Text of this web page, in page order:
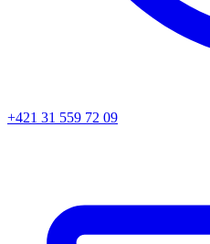
+421 31 559 72 09